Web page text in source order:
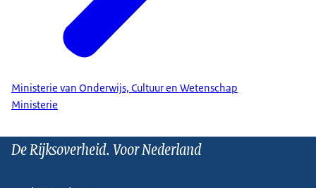
Ministerie van Onderwijs, Cultuur en Wetenschap
Ministerie
De Rijksoverheid. Voor Nederland